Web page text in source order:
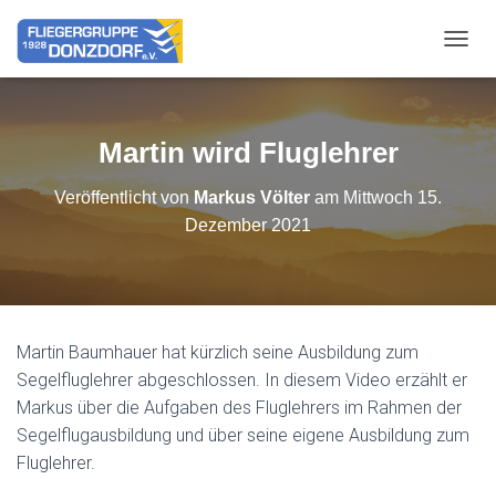
Martin wird Fluglehrer
Veröffentlicht vonMarkus Völter am Mittwoch 15.
Dezember 2021
Martin Baumhauer hat kürzlich seine Ausbildung zum
Segelfluglehrer abgeschlossen. In diesem Video erzählt er
Markus über die Aufgaben des Fluglehrers im Rahmen der
Segelflugausbildung und über seine eigene Ausbildung zum
Fluglehrer.